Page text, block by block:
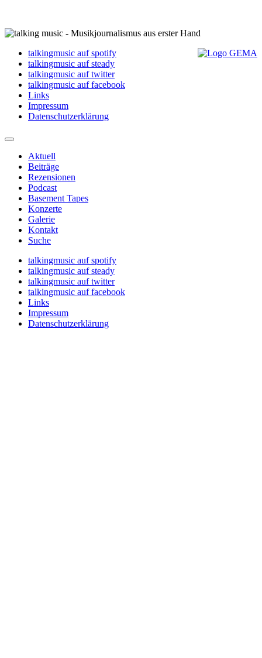
talkingmusic auf spotify
talkingmusic auf steady
talkingmusic auf twitter
talkingmusic auf facebook
Links
Impressum
Datenschutzerklärung
Aktuell
Beiträge
Rezensionen
Podcast
Basement Tapes
Konzerte
Galerie
Kontakt
Suche
talkingmusic auf spotify
talkingmusic auf steady
talkingmusic auf twitter
talkingmusic auf facebook
Links
Impressum
Datenschutzerklärung